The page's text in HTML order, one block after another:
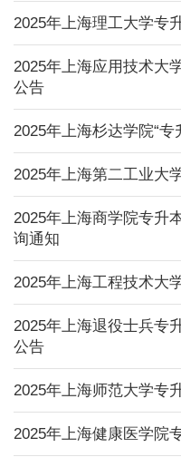
2025年上海理工大学专
2025年上海应用技术大
公告
2025年上海杉达学院“
2025年上海第二工业大
2025年上海商学院专升
询通知
2025年上海工程技术大
2025年上海退役士兵专
公告
2025年上海师范大学专
2025年上海健康医学院